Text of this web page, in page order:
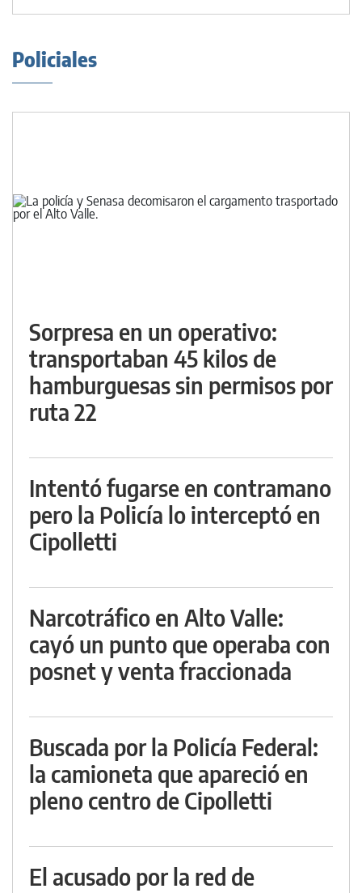
Policiales
Sorpresa en un operativo:
transportaban 45 kilos de
hamburguesas sin permisos por
ruta 22
Intentó fugarse en contramano
pero la Policía lo interceptó en
Cipolletti
Narcotráfico en Alto Valle:
cayó un punto que operaba con
posnet y venta fraccionada
Buscada por la Policía Federal:
la camioneta que apareció en
pleno centro de Cipolletti
El acusado por la red de